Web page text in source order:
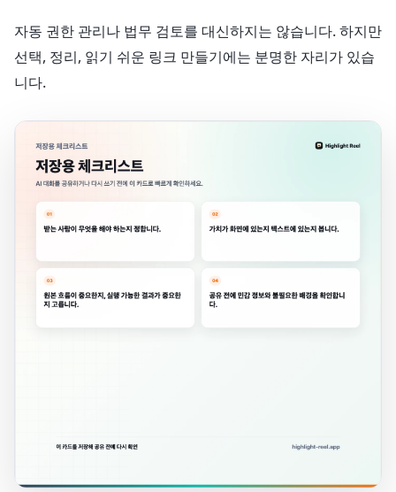
자동 권한 관리나 법무 검토를 대신하지는 않습니다. 하지만
선택, 정리, 읽기 쉬운 링크 만들기에는 분명한 자리가 있습
니다.